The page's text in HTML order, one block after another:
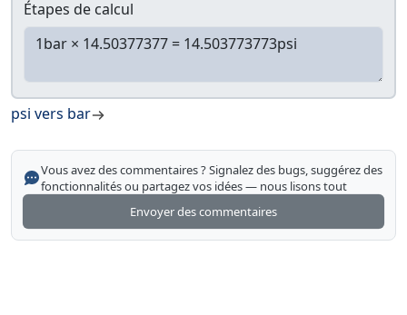
Étapes de calcul
psi vers bar
Vous avez des commentaires ? Signalez des bugs, suggérez des
fonctionnalités ou partagez vos idées — nous lisons tout
Envoyer des commentaires